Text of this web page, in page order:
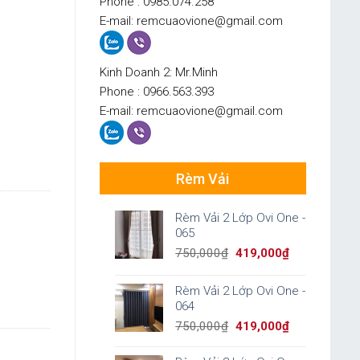
E-mail: remcuaovione@gmail.com
Kinh Doanh 2: Mr.Minh
Phone : 0966.563.393
E-mail: remcuaovione@gmail.com
Rèm Vải
Rèm Vải 2 Lớp Ovi One -
065
750,000₫ Original
was:
750,000₫.
419,000₫Current
Rèm Vải 2 Lớp Ovi One -
064
750,000₫ Original
419,000₫Current